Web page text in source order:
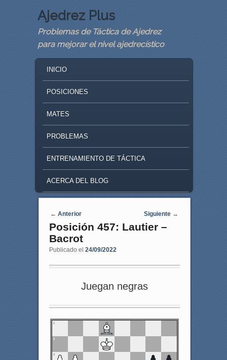
Ajedrez Plus
Problemas de Táctica de Ajedrez
para mejorar el nivel ajedrecístico
SKIP TO PRIMARY CONTENT
SKIP TO SECONDARY CONTENT
INICIO
POSICIONES
MATES
PROBLEMAS
ENTRENAMIENTO DE TÁCTICA
ACERCA DEL BLOG
Navegaci�n de entradas
← Anterior Siguiente →
Posición 457: Lautier –
Bacrot
Publicado el 24/09/2022
Juegan negras
1
2
3